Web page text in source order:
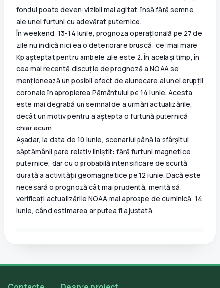
fondul poate deveni vizibil mai agitat, însă fără semne
ale unei furtuni cu adevărat puternice.
În weekend, 13-14 iunie, prognoza operațională pe 27 de
zile nu indică nici ea o deteriorare bruscă: cel mai mare
Kp așteptat pentru ambele zile este 2. În același timp, în
cea mai recentă discuție de prognoză a NOAA se
menționează un posibil efect de alunecare al unei erupții
coronale în apropierea Pământului pe 14 iunie. Acesta
este mai degrabă un semnal de a urmări actualizările,
decât un motiv pentru a aștepta o furtună puternică
chiar acum.
Așadar, la data de 10 iunie, scenariul până la sfârșitul
săptămânii pare relativ liniștit: fără furtuni magnetice
puternice, dar cu o probabilă intensificare de scurtă
durată a activității geomagnetice pe 12 iunie. Dacă este
necesară o prognoză cât mai prudentă, merită să
verificați actualizările NOAA mai aproape de duminică, 14
iunie, când estimarea ar putea fi ajustată.